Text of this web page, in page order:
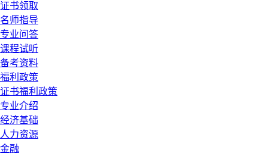
证书领取
名师指导
专业问答
课程试听
备考资料
福利政策
证书福利政策
专业介绍
经济基础
人力资源
金融